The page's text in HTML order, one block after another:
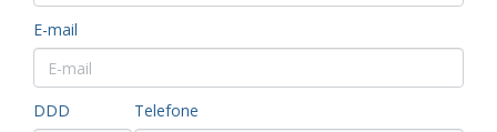
E-mail
DDD Telefone